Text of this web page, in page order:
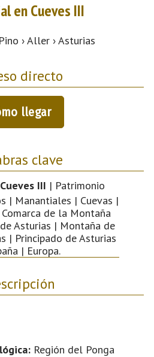
en Cueves III
› Aller › Asturias
directo
llegar
clave
III | Patrimonio
| Manantiales | Cuevas |
de la Montaña
Asturias | Montaña de
| Principado de Asturias
| Europa.
Región del Ponga